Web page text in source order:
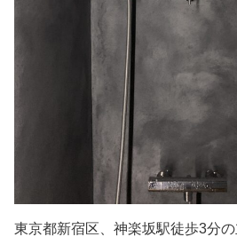
東京都新宿区、神楽坂駅徒歩3分